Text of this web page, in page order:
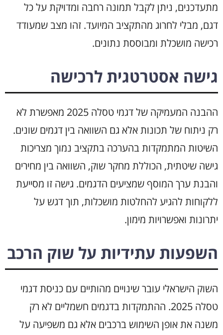
מתעדכנים, ניתן לקבל תמונה רחבה ומדויקת על כל
דגם, מבלי לחרוג מהתקציב המיועד. זהו מצב שמעודד
רכישה מושכלת ומבוססת נתונים.
גישה אסטרטגית לרכישה
ההבנה המעמיקה של דגמי טסלה 2025 מאפשרת לא
רק ניתוח של תכונות אלא גם השוואה בין דגמים שונים.
השיטות המתמקדות בהערכה בתקציב נמוך מצריכות
גישה שיטתית, הכוללת מחקר שוק, השוואה בין מחירים
והבנת ערך המוסף שמציעים הדגמים. גישה זו מסייעת
ללקוחות להגיע להחלטות מושכלות, תוך דגש על
יתרונות ואפשרויות מימון.
השפעות עתידיות על שוק הרכב
השוק הישראלי עובר שינויים מהותיים עם כניסת דגמי
טסלה 2025. ההתמקדות בדגמים חשמליים לא רק
משנה את אופן השימוש ברכבים אלא גם משפיעה על